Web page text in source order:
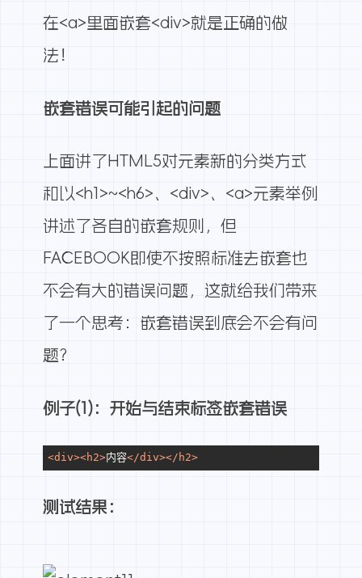
在<a>里面嵌套<div>就是正确的做
法！
嵌套错误可能引起的问题
上面讲了HTML5对元素新的分类方式
和以<h1>~<h6>、<div>、<a>元素举例
讲述了各自的嵌套规则，但
FACEBOOK即使不按照标准去嵌套也
不会有大的错误问题，这就给我们带来
了一个思考：嵌套错误到底会不会有问
题？
例子(1)：开始与结束标签嵌套错误
<div><h2>内容</div></ h2>
测试结果：